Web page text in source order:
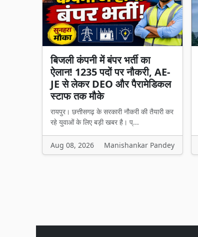
बिजली कंपनी में बंपर भर्ती का
ऐलान! 1235 पदों पर नौकरी, AE-
JE से लेकर DEO और पैरामेडिकल
स्टाफ तक मौके
रायपुर। छत्तीसगढ़ के सरकारी नौकरी की तैयारी कर
रहे युवाओं के लिए बड़ी खबर है। प्...
Aug 08, 2026 Manishankar Pandey